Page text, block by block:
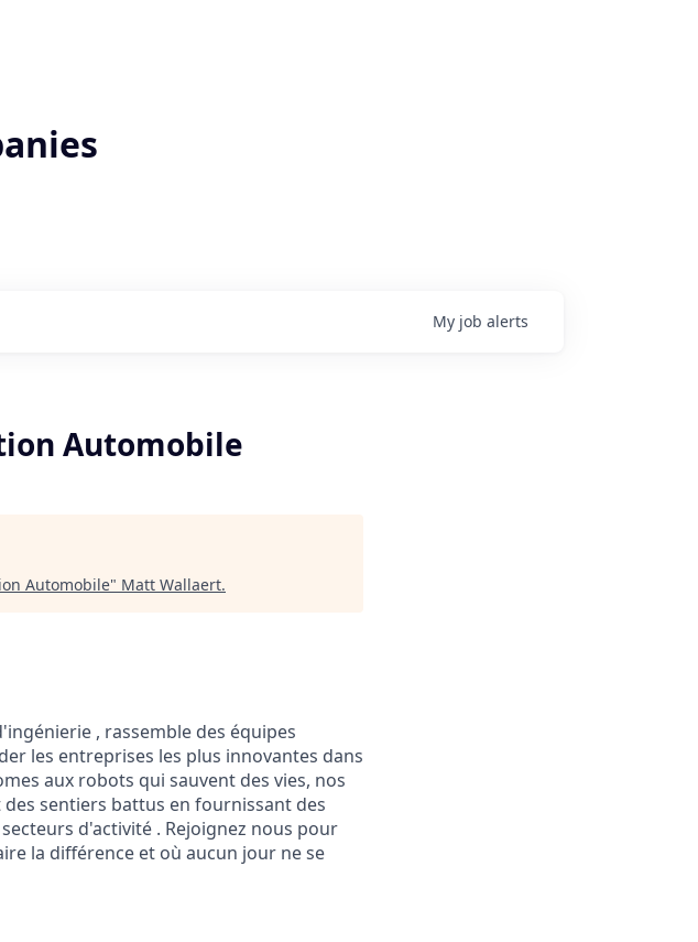
My job alerts
Automobile
Automobile" Matt Wallaert.
, rassemble des équipes
les entreprises les plus innovantes dans
aux robots qui sauvent des vies, nos
sentiers battus en fournissant des
d'activité . Rejoignez nous pour
la différence et où aucun jour ne se